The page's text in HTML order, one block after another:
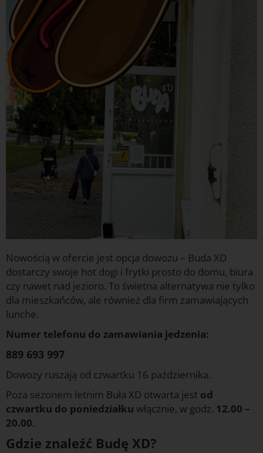
Nowością w ofercie jest opcja dowozu – Buda XD
dostarczy swoje hot dogi i frytki prosto do domu, biura
czy nawet nad jezioro. To świetna alternatywa nie tylko
dla mieszkańców, ale również dla firm zamawiających
lunche.
Numer telefonu do zamawiania jedzenia:
889 693 997
Dowozy ruszają od czwartku 16 października.
Poza sezonem letnim Buła XD otwarta jest od
czwartku do poniedziałku włącznie, w godz. 12.00 –
20.00.
Gdzie znaleźć Budę XD?